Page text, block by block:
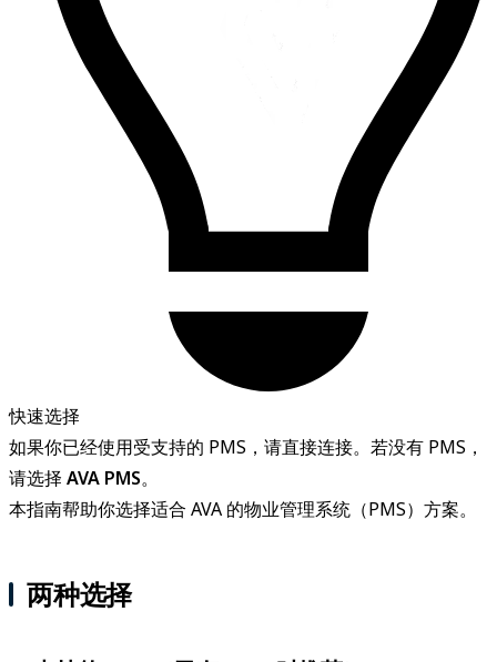
快速选择
如果你已经使用受支持的 PMS，请直接连接。若没有 PMS，
请选择 AVA PMS。
本指南帮助你选择适合 AVA 的物业管理系统（PMS）方案。
两种选择